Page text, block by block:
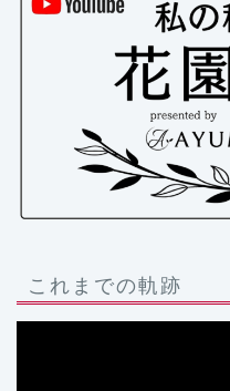
これまでの軌跡